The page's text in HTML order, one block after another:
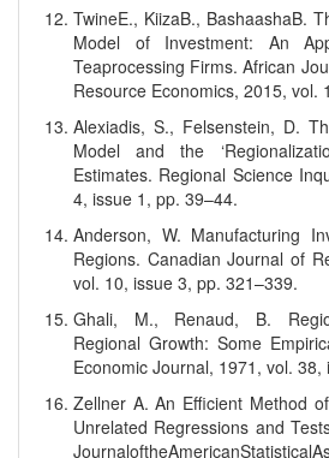
TwineE., KiizaB., BashaashaB.
Model of Investment: An
Teaprocessing Firms. African
Resource Economics, 2015, vol.
Alexiadis, S., Felsenstein, D.
Model and the
Estimates. Regional Science
4, issue 1, pp. 39–44.
Anderson, W. Manufacturing
Regions. Canadian Journal of
vol. 10, issue 3, pp. 321–339.
Ghali, M., Renaud, B.
Regional Growth: Some
Economic Journal, 1971, vol.
Zellner A. An Efficient Method
Unrelated Regressions and